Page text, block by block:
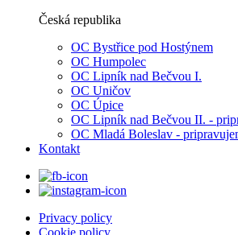
Česká republika
OC Bystřice pod Hostýnem
OC Humpolec
OC Lipník nad Bečvou I.
OC Uničov
OC Úpice
OC Lipník nad Bečvou II. -
OC Mladá Boleslav -
Kontakt
Privacy policy
Cookie policy